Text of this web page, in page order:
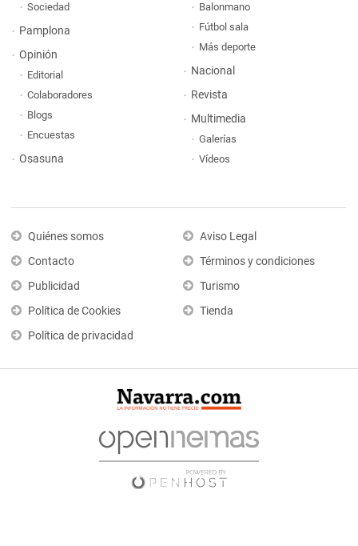
Sociedad
Pamplona
Opinión
Editorial
Colaboradores
Blogs
Encuestas
Osasuna
Balonmano
Fútbol sala
Más deporte
Nacional
Revista
Multimedia
Galerías
Vídeos
Quiénes somos
Contacto
Publicidad
Política de Cookies
Política de privacidad
Aviso Legal
Términos y condiciones
Turismo
Tienda